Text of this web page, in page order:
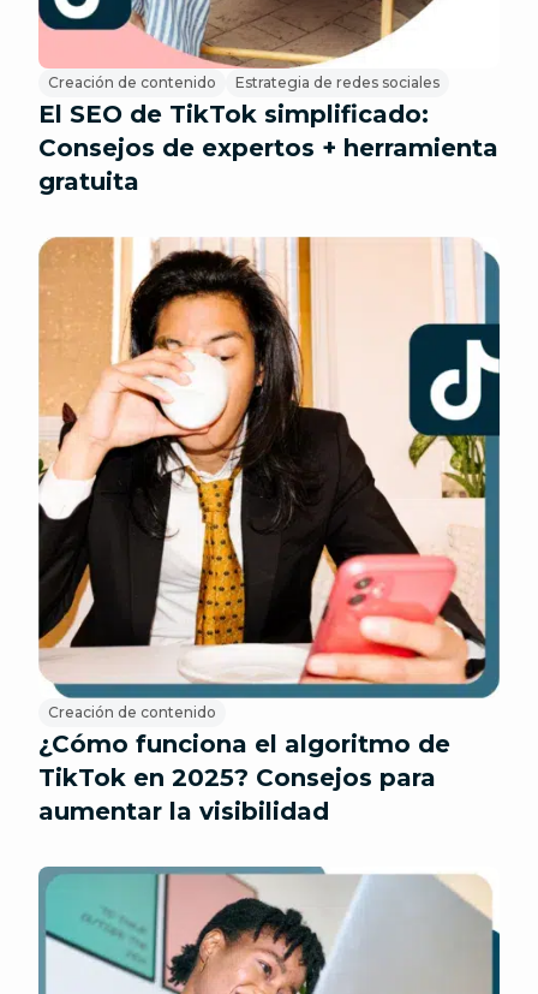
Creación de contenido Estrategia de redes sociales
El SEO de TikTok simplificado:
Consejos de expertos + herramienta
gratuita
Creación de contenido
¿Cómo funciona el algoritmo de
TikTok en 2025? Consejos para
aumentar la visibilidad